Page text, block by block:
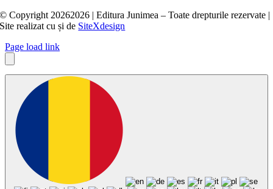
© Copyright 20262026 | Editura Junimea – Toate drepturile rezervate |
Site realizat cușide SiteXdesign
Page load link